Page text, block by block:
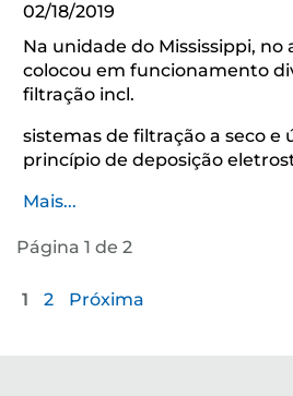
02/18/2019
Na unidade do Mississippi, no
colocou em funcionamento
filtração incl.
sistemas de filtração a seco e
princípio de deposição
Mais...
Página 1 de 2
1 2 Próxima